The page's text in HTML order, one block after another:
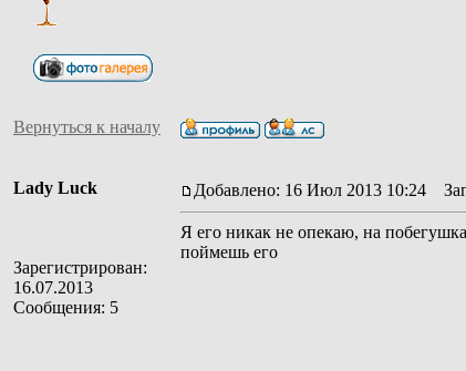
Вернуться к началу
Lady Luck
Зарегистрирован:
16.07.2013
Сообщения: 5
Добавлено: 16 Июл 2013 10:24
Я его никак не опекаю, на
поймешь его